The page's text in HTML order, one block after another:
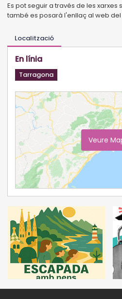
Es pot seguir a través de les xarxes
també es posarà l'enllaç al web
Localització
En línia
Tarragona
Veure